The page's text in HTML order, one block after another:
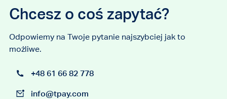
Chcesz o coś zapytać?
Odpowiemy na Twoje pytanie najszybciej jak to
możliwe.
+48 61 66 82 778
info@tpay.com